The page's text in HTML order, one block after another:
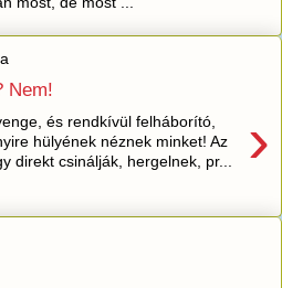
Nem!
›
és rendkívül felháborító,
hülyének néznek minket! Az
direkt csinálják, hergelnek, pr...